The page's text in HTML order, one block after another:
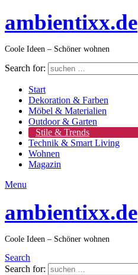
ambientixx.de
Coole Ideen – Schöner wohnen
Search for:
Start
Dekoration & Farben
Möbel & Materialien
Outdoor & Garten
Stile & Trends
Technik & Smart Living
Wohnen
Magazin
Menu
ambientixx.de
Coole Ideen – Schöner wohnen
Search
Search for: